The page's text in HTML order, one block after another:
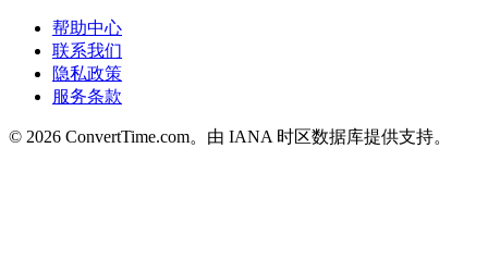
帮助中心
联系我们
隐私政策
服务条款
© 2026 ConvertTime.com。由 IANA 时区数据库提供支持。